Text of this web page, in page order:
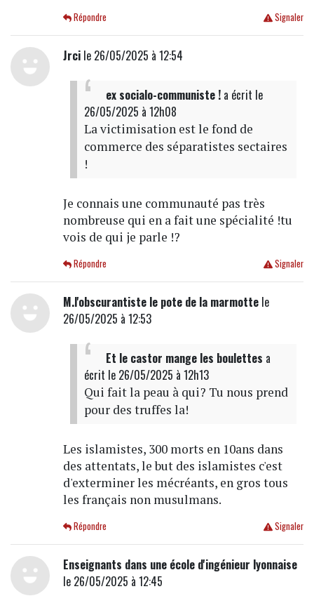
Signaler
Répondre
Jrcile 26/05/2025 à 12:54
ex socialo-communiste !a écrit le
26/05/2025 à 12h08
La victimisation est le fond de
commerce des séparatistes sectaires
!
Je connais une communauté pas très
nombreuse qui en a fait une spécialité !tu
vois de qui je parle !?
Signaler
Répondre
M.l'obscurantiste le pote de la marmottele
26/05/2025 à 12:53
Et le castor mange les boulettes a
écrit le 26/05/2025 à 12h13
Qui fait la peau à qui? Tu nous prend
pour des truffes la!
Les islamistes, 300 morts en 10ans dans
des attentats, le but des islamistes c'est
d'exterminer les mécréants, en gros tous
les français non musulmans.
Signaler
Répondre
Enseignants dans une école d'ingénieur lyonnaise
le 26/05/2025 à 12:45